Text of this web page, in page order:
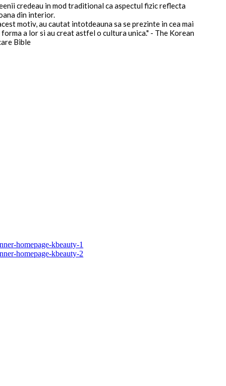
credeau in mod traditional ca aspectul fizic reflecta
din interior.
motiv, au cautat intotdeauna sa se prezinte in cea mai
forma a lor si au creat astfel o cultura unica." - The Korean
Bible